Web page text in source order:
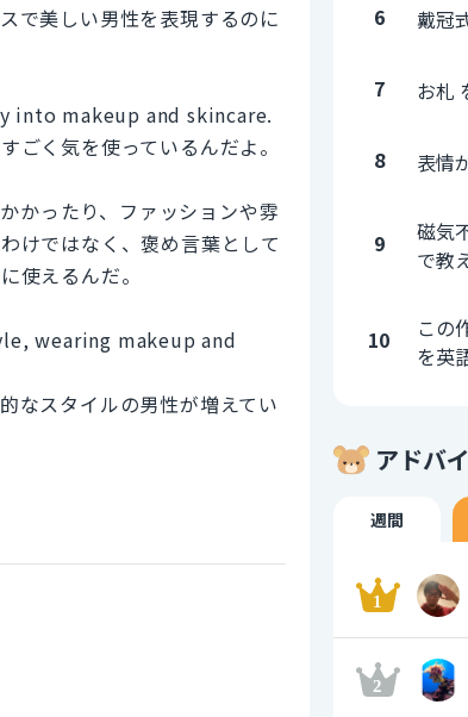
で美しい男性を表現するのに
into makeup and skincare.
ごく気を使っているんだよ。
ったり、ファッションや雰
けではなく、褒め言葉として
使えるんだ。
wearing makeup and
なスタイルの男性が増えてい
6 戴冠
7 お札
8 表情
9
磁気
で教
10
この
を英
アドバ
週間